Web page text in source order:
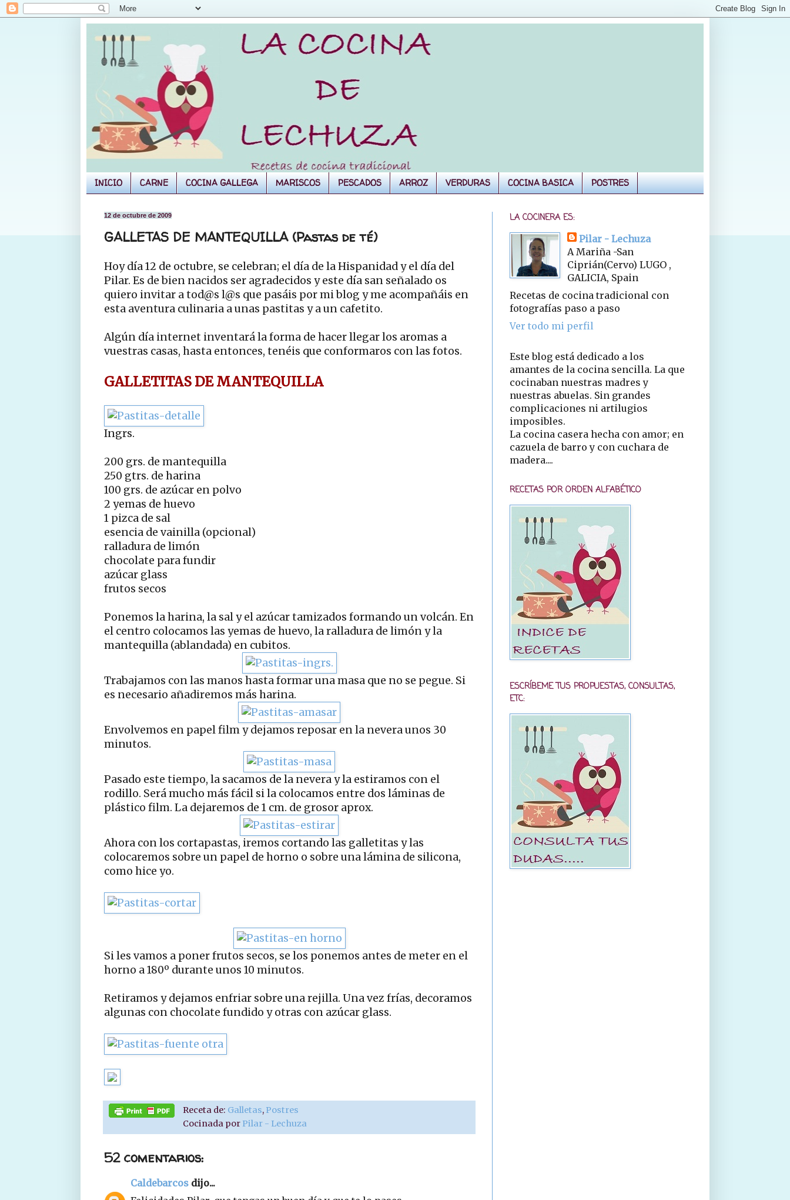
INICIO CARNE COCINA GALLEGA MARISCOS PESCADOS ARROZ VERDURAS COCINA BASICA POSTRES
12 de octubre de 2009
GALLETAS DE MANTEQUILLA (Pastas de té)
Hoy día 12 de octubre, se celebran; el día de la Hispanidad y el día del
Pilar. Es de bien nacidos ser agradecidos y este día san señalado os
quiero invitar a tod@s l@s que pasáis por mi blog y me acompañáis en
esta aventura culinaria a unas pastitas y a un cafetito.
Algún día internet inventará la forma de hacer llegar los aromas a
vuestras casas, hasta entonces, tenéis que conformaros con las fotos.
GALLETITAS DE MANTEQUILLA
Ingrs.
200 grs. de mantequilla
250 gtrs. de harina
100 grs. de azúcar en polvo
2 yemas de huevo
1 pizca de sal
esencia de vainilla (opcional)
ralladura de limón
chocolate para fundir
azúcar glass
frutos secos
Ponemos la harina, la sal y el azúcar tamizados formando un volcán. En
el centro colocamos las yemas de huevo, la ralladura de limón y la
mantequilla (ablandada) en cubitos.
Trabajamos con las manos hasta formar una masa que no se pegue. Si
es necesario añadiremos más harina.
Envolvemos en papel film y dejamos reposar en la nevera unos 30
minutos.
Pasado este tiempo, la sacamos de la nevera y la estiramos con el
rodillo. Será mucho más fácil si la colocamos entre dos láminas de
plástico film. La dejaremos de 1 cm. de grosor aprox.
Ahora con los cortapastas, iremos cortando las galletitas y las
colocaremos sobre un papel de horno o sobre una lámina de silicona,
como hice yo.
Si les vamos a poner frutos secos, se los ponemos antes de meter en el
horno a 180º durante unos 10 minutos.
Retiramos y dejamos enfriar sobre una rejilla. Una vez frías, decoramos
algunas con chocolate fundido y otras con azúcar glass.
Receta de: Galletas, Postres
Cocinada por Pilar - Lechuza
52 comentarios:
Caldebarcos dijo...
LA COCINERA ES:
Pilar - Lechuza
A Mariña -San
Ciprián(Cervo) LUGO ,
GALICIA, Spain
Recetas de cocina tradicional con
fotografías paso a paso
Ver todo mi perfil
Este blog está dedicado a los
amantes de la cocina sencilla. La que
cocinaban nuestras madres y
nuestras abuelas. Sin grandes
complicaciones ni artilugios
imposibles.
La cocina casera hecha con amor; en
cazuela de barro y con cuchara de
madera....
RECETAS POR ORDEN ALFABÉTICO
ESCRÍBEME TUS PROPUESTAS, CONSULTAS,
ETC: